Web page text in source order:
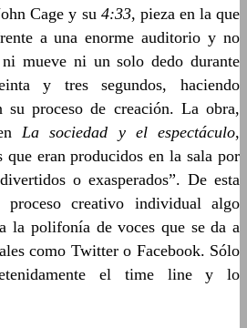
Cage y su 4:33, pieza en la que
a una enorme auditorio y no
mueve ni un solo dedo durante
y tres segundos, haciendo
proceso de creación. La obra,
La sociedad y el espectáculo,
que eran producidos en la sala por
o exasperados”. De esta
creativo individual algo
la polifonía de voces que se da a
como Twitter o Facebook. Sólo
el time line y lo